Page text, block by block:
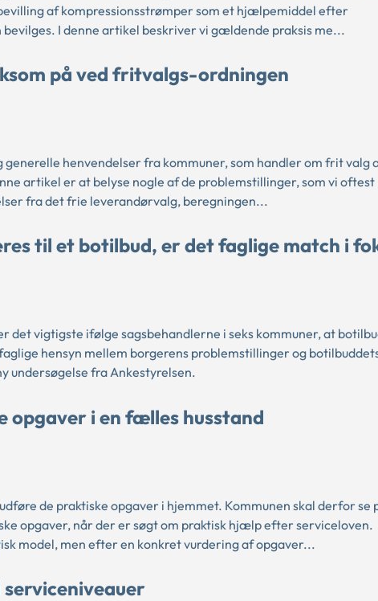
af kompressionsstrømper som et hjælpemiddel efter
I denne artikel beskriver vi gældende praksis me...
på ved fritvalgs-ordningen
henvendelser fra kommuner, som handler om frit valg
artikel er at belyse nogle af de problemstillinger, som vi oftest
fra det frie leverandørvalg, beregningen...
til et botilbud, er det faglige match i
det vigtigste ifølge sagsbehandlerne i seks kommuner, at
hensyn mellem borgerens problemstillinger og
undersøgelse fra Ankestyrelsen.
opgaver i en fælles husstand
de praktiske opgaver i hjemmet. Kommunen skal derfor se
opgaver, når der er søgt om praktisk hjælp efter serviceloven.
model, men efter en konkret vurdering af opgaver...